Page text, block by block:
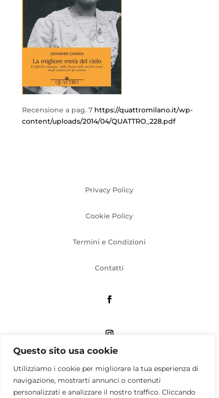
Questo sito usa cookie
Utilizziamo i cookie per migliorare la tua esperienza di
navigazione, mostrarti annunci o contenuti
personalizzati e analizzare il nostro traffico. Cliccando
Recensione a pag. 7 https://quattromilano.it/wp-
content/uploads/2014/04/QUATTRO_228.pdf
Privacy Policy
Cookie Policy
Termini e Condizioni
Contatti
Associazione culturale QUATTRO APS
Viale Umbria, 58 Milano – Sede operativa: via Tito
Livio, 33 Milano